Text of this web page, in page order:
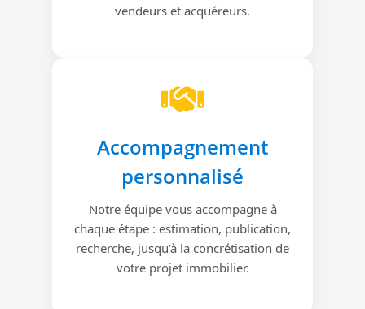
vendeurs et acquéreurs.
Accompagnement
personnalisé
Notre équipe vous accompagne à
chaque étape : estimation, publication,
recherche, jusqu’à la concrétisation de
votre projet immobilier.